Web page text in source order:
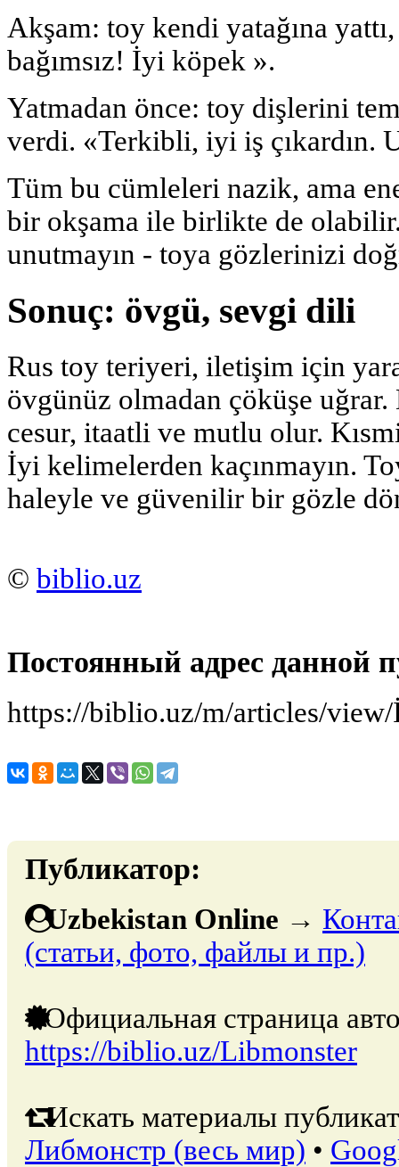
Akşam: toy kendi yatağına
bağımsız! İyi köpek ».
Yatmadan önce: toy dişlerini
verdi. «Terkibli, iyi iş çıkardın.
Tüm bu cümleleri nazik, ama
bir okşama ile birlikte de olabilir.
unutmayın - toya gözlerinizi
Sonuç: övgü, sevgi dili
Rus toy teriyeri, iletişim için
övgünüz olmadan çöküşe
cesur, itaatli ve mutlu olur.
İyi kelimelerden kaçınmayın.
haleyle ve güvenilir bir gözle
© biblio.uz
Постоянный адрес данной
https://biblio.uz/m/articles/
Публикатор:
Uzbekistan Online →
(статьи, фото, файлы и пр.)
Официальная страница
https://biblio.uz/Libmonster
Искать материалы
Либмонстр (весь мир) •